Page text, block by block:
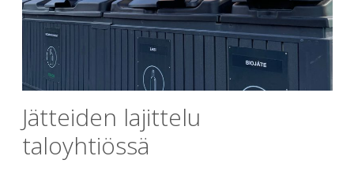
Jätteiden lajittelu
taloyhtiössä